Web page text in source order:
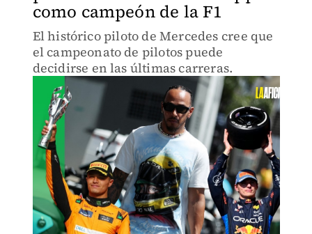
como campeón de la F1
El histórico piloto de Mercedes cree que
el campeonato de pilotos puede
decidirse en las últimas carreras.